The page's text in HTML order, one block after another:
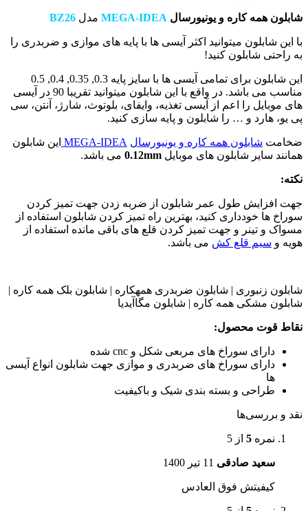
شابلون همه کاره و یونیورسال MEGA-IDEA مدل BZ26
با این شابلون میتوانید اکثر آیسی ها با پایه های موازی و ضربدری را
به راحتی شابلون کنید!
این شابلون برای تمامی آیسی ها با سایز پایه 0.3, 0.35, 0.4, 0.5
مناسب می باشد. در واقع با این شابلون میتوانید تقریبا 90 در آیسی
های موبایل را اعم از آیسی تغذیه، وایفای، بلوتوث، شارژ، آنتن، سی
پی یو، هارد و … را شابلون و پایه سازی کنید.
ضخامت شابلون همه کاره و یونیورسال MEGA-IDEA این شابلون
همانند سایر شابلون های موبایل 0.12mm می باشد.
نکته:
جهت افزایش طول عمر شابلون از ضربه زدن جهت تمیز کردن
سوراخ ها خودداری کنید، بهترین راه تمیز کردن شابلون استفاده از
مسواک و تینر و جهت تمیز کردن قلع های باقی مانده استفاده از
هویه و سیم قلع کش می باشد.
شابلون زنبوری | شابلون ضربدری همهکاره | شابلون بلک همه کاره |
شابلون مشکی همه کاره | شابلون مگاآیدیا
نقاط قوت محصول:
دارای سوراخ های مربعی شکل و cnc شده
دارای سوراخ های ضربدری و موازی جهت شابلون انواع آیسی
ها
طراحی و بسته بندی شیک و باکیفیت
نقد و بررسی‌ها
نمره 5 از 5
سعید صادقی 11 تیر 1400
کیفیتش فوق العادس